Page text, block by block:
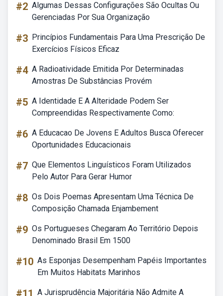
#2 Algumas Dessas Configurações São Ocultas Ou
Gerenciadas Por Sua Organização
#3 Princípios Fundamentais Para Uma Prescrição De
Exercícios Físicos Eficaz
#4 A Radioatividade Emitida Por Determinadas
Amostras De Substâncias Provém
#5 A Identidade E A Alteridade Podem Ser
Compreendidas Respectivamente Como:
#6 A Educacao De Jovens E Adultos Busca Oferecer
Oportunidades Educacionais
#7 Que Elementos Linguísticos Foram Utilizados
Pelo Autor Para Gerar Humor
#8 Os Dois Poemas Apresentam Uma Técnica De
Composição Chamada Enjambement
#9 Os Portugueses Chegaram Ao Território Depois
Denominado Brasil Em 1500
#10 As Esponjas Desempenham Papéis Importantes
Em Muitos Habitats Marinhos
#11 A Jurisprudência Majoritária Não Admite A